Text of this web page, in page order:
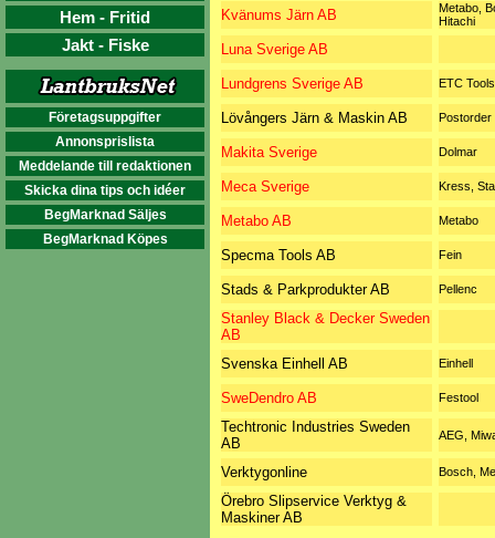
Hem - Fritid
Jakt - Fiske
Företagsuppgifter
Annonsprislista
Meddelande till redaktionen
Skicka dina tips och idéer
BegMarknad Säljes
BegMarknad Köpes
Kvänums Järn AB
Metabo,
Hitachi
Luna Sverige AB
Lundgrens Sverige AB ETC Tools
Lövångers Järn & Maskin AB Postorder
Makita Sverige Dolmar
Meca Sverige Kress,
Metabo AB Metabo
Specma Tools AB Fein
Stads & Parkprodukter AB Pellenc
Stanley Black & Decker Sweden
AB
Svenska Einhell AB
Einhell
SweDendro AB Festool
Techtronic Industries Sweden
AB
AEG,
Verktygonline Bosch,
Örebro Slipservice Verktyg &
Maskiner AB